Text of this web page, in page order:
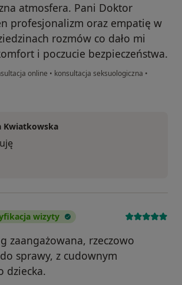
atmosfera. Pani Doktor
profesjonalizm oraz empatię w
rozmów co dało mi
i poczucie bezpieczeństwa.
online • konsultacja seksuologiczna •
Kwiatkowska
wizyty
zaangażowana, rzeczowo
sprawy, z cudownym
dziecka.